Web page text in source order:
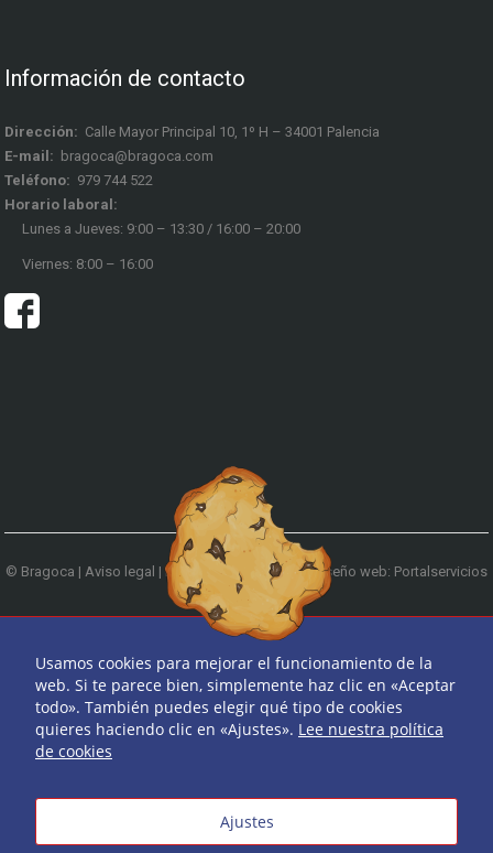
Información de contacto
Dirección: Calle Mayor Principal 10, 1º H – 34001 Palencia
E-mail: bragoca@bragoca.com
Teléfono: 979 744 522
Horario laboral:
Lunes a Jueves: 9:00 – 13:30 / 16:00 – 20:00
Viernes: 8:00 – 16:00
© Bragoca | Aviso legal | Política de privacidad|Diseño web: Portalservicios
| Teléfono: 979 744 522
Ir arriba
Usamos cookies para mejorar el funcionamiento de la
web. Si te parece bien, simplemente haz clic en «Aceptar
todo». También puedes elegir qué tipo de cookies
quieres haciendo clic en «Ajustes». Lee nuestra política
de cookies
Ajustes